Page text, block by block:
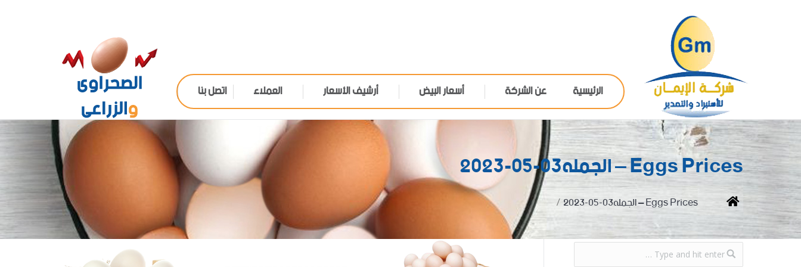
الرئيسية عن الشركة أسعار البيض أرشيف الأسعار العملاء اتصل بنا
Eggs Prices – الجمله03-05-2023
You are here:
Home Eggs Prices – الجمله03-05-2023